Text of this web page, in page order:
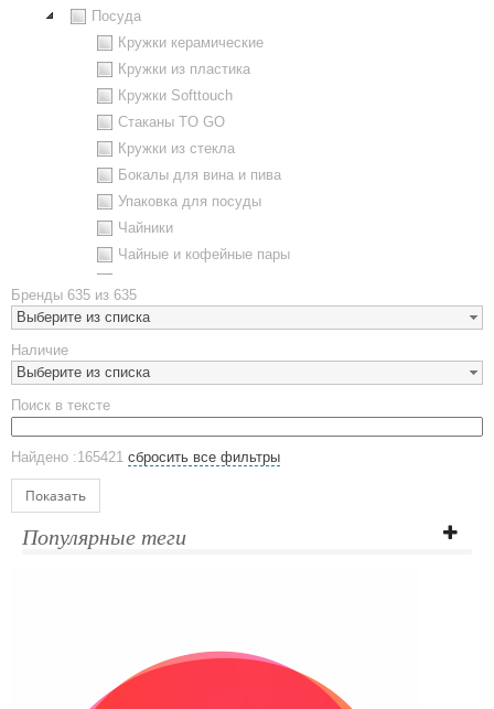
Посуда
Кружки керамические
Кружки из пластика
Кружки Softtouch
Стаканы TO GO
Кружки из стекла
Бокалы для вина и пива
Упаковка для посуды
Чайники
Чайные и кофейные пары
Наборы посуды
Предметы сервировки
Стаканы
Эко кружки
ЕВРОПОСУДА
Аксессуары
Ежедневники и блокноты
Датированные ежедневники
Планинги недатированные
Телефонные книжки
Бренды 635 из 635
Выберите из списка
Наличие
Выберите из списка
Поиск в тексте
Найдено :165421 сбросить все фильтры
Показать
Популярные теги